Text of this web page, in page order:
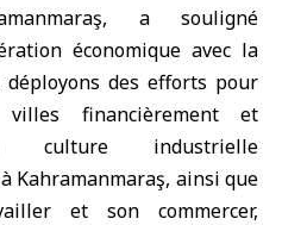
a souligné
économique avec la
des efforts pour
financièrement et
culture industrielle
Kahramanmaraş, ainsi que
et son commercer,